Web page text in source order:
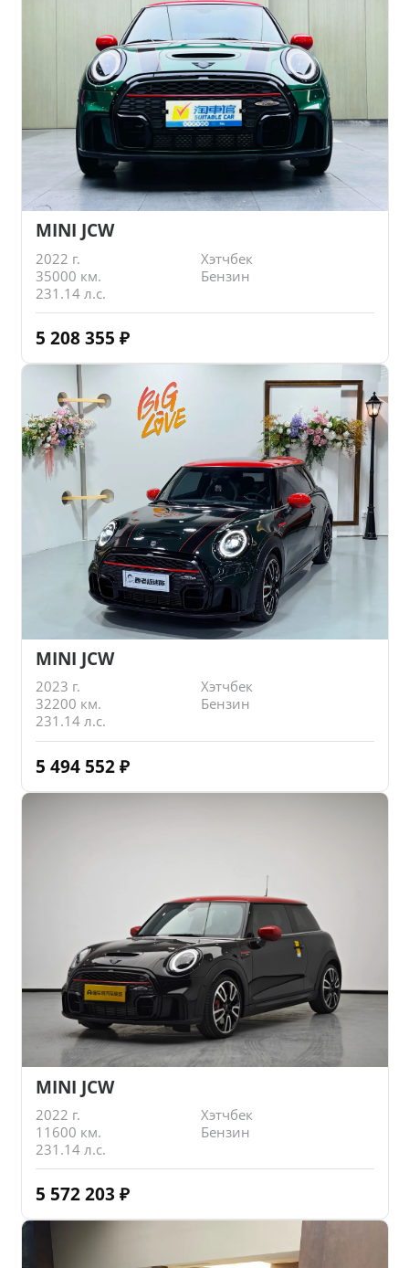
MINI JCW
2022 г.
Хэтчбек
35000 км.
Бензин
231.14 л.с.
5 208 355 ₽
MINI JCW
2023 г.
Хэтчбек
32200 км.
Бензин
231.14 л.с.
5 494 552 ₽
MINI JCW
2022 г.
Хэтчбек
11600 км.
Бензин
231.14 л.с.
5 572 203 ₽